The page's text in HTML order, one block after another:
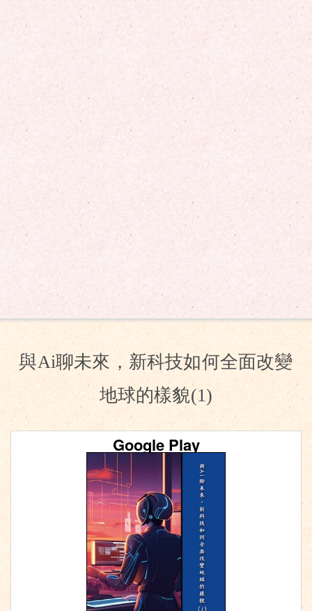
與Ai聊未來，新科技如何全面改變
地球的樣貌(1)
Google Play